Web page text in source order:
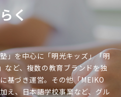
く
」を中心に「明光キッズ」「明
など、複数の教育ブランドを独
基づき運営。その他「MEIKO
え、日本語学校事業など、グル